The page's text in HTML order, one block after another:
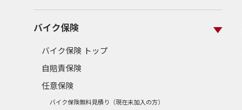
バイク保険
バイク保険 トップ
自賠責保険
任意保険
バイク保険無料見積り（現在未加入の方）